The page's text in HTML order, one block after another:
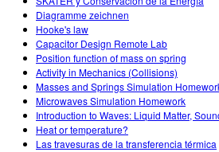
Diagramme zeichnen
Hooke's law
Capacitor Design Remote Lab
Position function of mass on spring
Activity in Mechanics (Collisions)
Masses and Springs Simulation
Microwaves Simulation Homework
Introduction to Waves: Liquid Matter,
Heat or temperature?
Las travesuras de la transferencia térmica